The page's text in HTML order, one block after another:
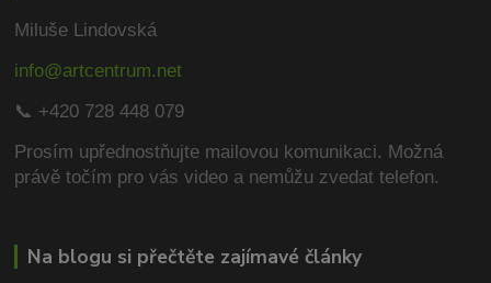
Miluše Lindovská
info@artcentrum.net
📞 +420 728 448 079
Prosím upřednostňujte mailovou komunikaci. Možná
právě točím pro vás video a nemůžu zvedat telefon.
Na blogu si přečtěte zajímavé články